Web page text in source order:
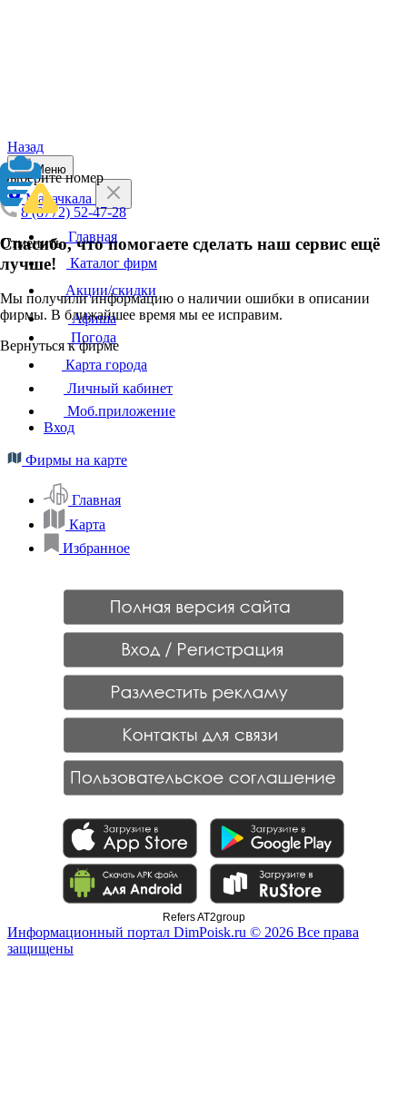
Назад
Выберите номер
8 (8772) 52-47-28
Отменить
Спасибо, что помогаете сделать наш сервис ещё
лучше!
Мы получили информацию о наличии ошибки в описании
фирмы. В ближайшее время мы ее исправим.
Вернуться к фирме
Меню
Махачкала
Главная
Каталог фирм
Акции/скидки
Афиша
Погода
Карта города
Личный кабинет
Моб.приложение
Вход
Фирмы на карте
Главная
Карта
Избранное
Refers AT2group
Информационный портал DimPoisk.ru © 2026 Все права
защищены